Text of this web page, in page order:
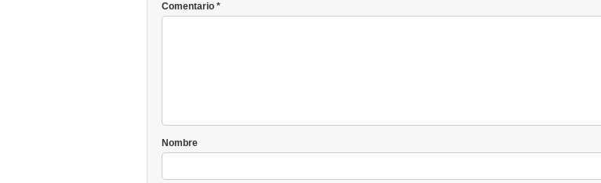
Comentario *
Nombre